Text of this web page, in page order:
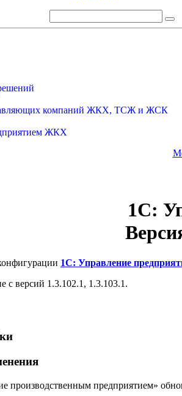
компаний ЖКХ, ТСЖ и ЖСК
ЖКХ
1С:
1С: Управление
с версий 1.3.102.1, 1.3.103.1.
производственным предприятием»